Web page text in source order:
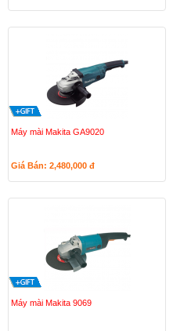
Máy mài Makita GA9020
Giá Bán: 2,480,000 đ
Máy mài Makita 9069